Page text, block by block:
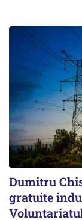
Dumitru
gratuite